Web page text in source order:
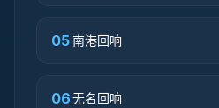
05南港回响
06无名回响